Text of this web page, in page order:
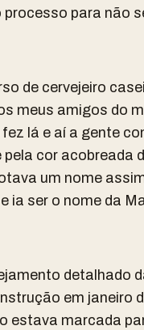
processo para não
de cervejeiro
meus amigos do
lá e aí a gente
cor acobreada
um nome
ia ser o nome da
detalhado
em janeiro
estava marcada